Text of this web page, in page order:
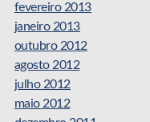
fevereiro 2013
janeiro 2013
outubro 2012
agosto 2012
julho 2012
maio 2012